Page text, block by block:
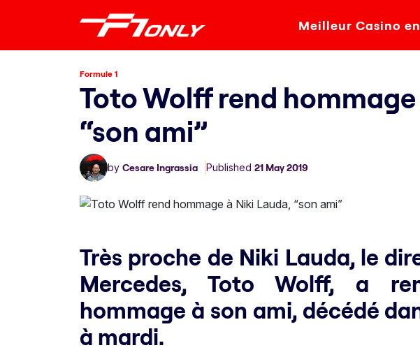
Meilleur Casino
Formule 1
Toto Wolff rend
“son ami”
by Cesare Ingrassia Published 21 May 2019
Très proche de Niki Lauda, le
Mercedes, Toto Wolff, a
hommage à son ami, décédé
à mardi.